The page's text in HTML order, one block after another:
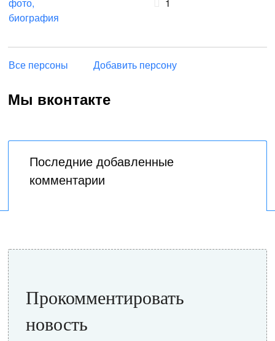
Все персоны Добавить персону
Мы вконтакте
Последние добавленные
комментарии
Прокомментировать
новость